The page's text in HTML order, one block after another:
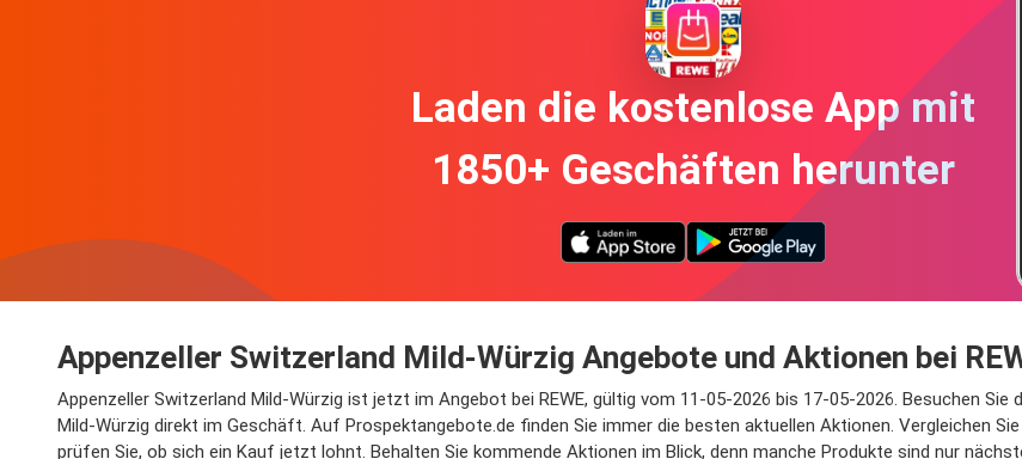
Laden die kostenlose App mit
1850+ Geschäften herunter
Appenzeller Switzerland Mild-Würzig Angebote und Aktionen bei
Appenzeller Switzerland Mild-Würzig ist jetzt im Angebot bei REWE, gültig vom 11-05-2026 bis 17-05-2026. Besuchen Sie
Mild-Würzig direkt im Geschäft. Auf Prospektangebote.de finden Sie immer die besten aktuellen Aktionen. Vergleichen
prüfen Sie, ob sich ein Kauf jetzt lohnt. Behalten Sie kommende Aktionen im Blick, denn manche Produkte sind nur